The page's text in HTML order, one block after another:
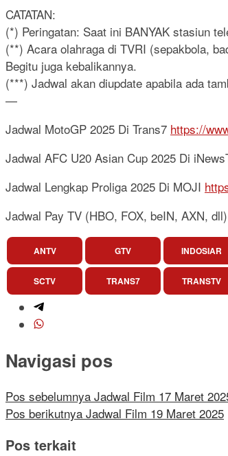
CATATAN:
(*) Peringatan: Saat ini BANYAK stasiun
(**) Acara olahraga di TVRI (sepakbola,
Begitu juga kebalikannya.
(***) Jadwal akan diupdate apabila ada
—
Jadwal MotoGP 2025 Di Trans7 https://
Jadwal AFC U20 Asian Cup 2025 Di
Jadwal Lengkap Proliga 2025 Di MOJI
Jadwal Pay TV (HBO, FOX, beIN, AXN, dll)
ANTV GTV INDOSIAR
SCTV TRANS7 TRANSTV
Navigasi pos
Pos sebelumnya Jadwal Film 17 Maret
Pos berikutnya Jadwal Film 19 Maret 2025
Pos terkait